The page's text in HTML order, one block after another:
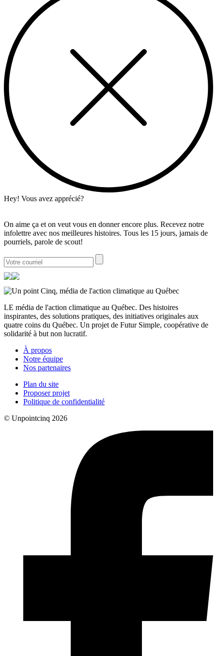
Hey! Vous avez apprécié?
On aime ça et on veut vous en donner encore plus. Recevez notre
infolettre avec nos meilleures histoires. Tous les 15 jours, jamais de
pourriels, parole de scout!
LE média de l'action climatique au Québec. Des histoires
inspirantes, des solutions pratiques, des initiatives originales aux
quatre coins du Québec. Un projet de Futur Simple, coopérative de
solidarité à but non lucratif.
À propos
Notre équipe
Nos partenaires
Plan du site
Proposer projet
Politique de confidentialité
© Unpointcinq 2026